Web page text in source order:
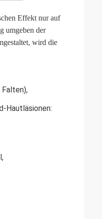
Effekt nur auf
umgeben der
wird die
Hautläsionen: